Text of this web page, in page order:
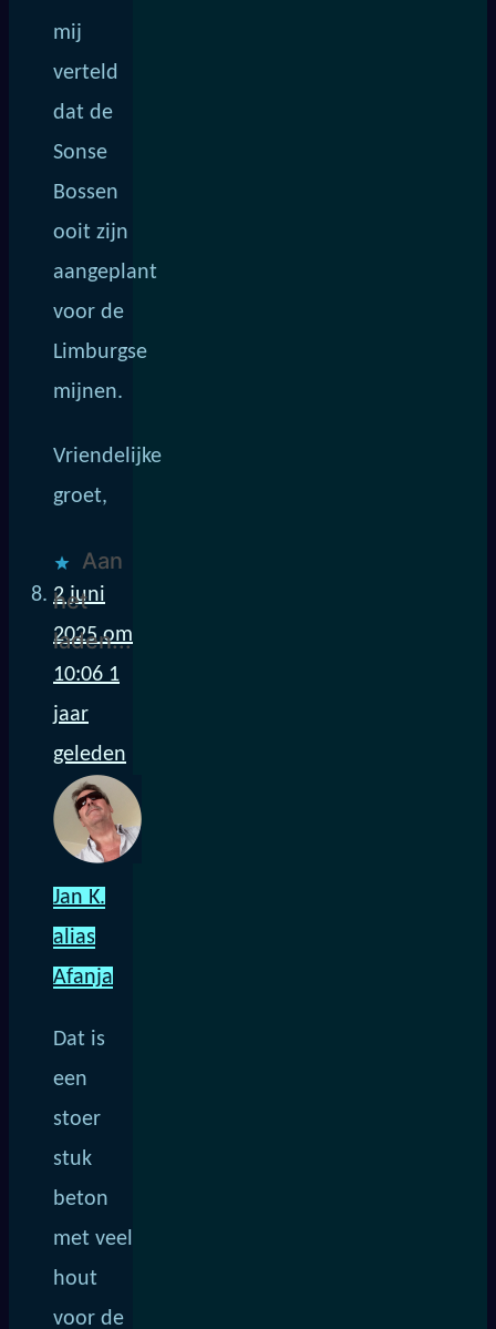
mij
verteld
dat de
Sonse
Bossen
ooit zijn
aangeplant
voor de
Limburgse
mijnen.
Vriendelijke
groet,
Aan
het
laden...
2 juni
2025 om
10:06 1
jaar
geleden
Jan K.
alias
Afanja
Dat is
een
stoer
stuk
beton
met veel
hout
voor de